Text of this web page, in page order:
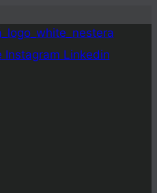
Instagram Linkedin